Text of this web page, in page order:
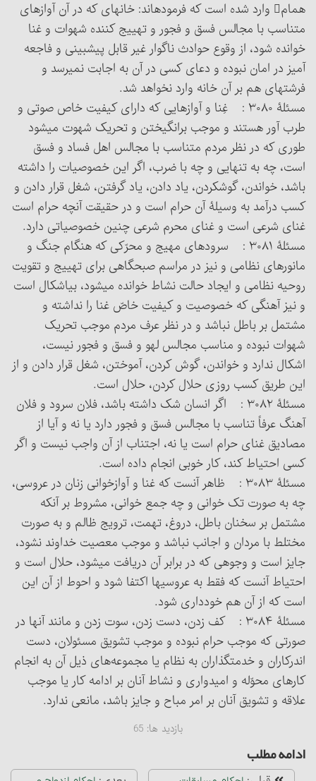
همام وارد شده است که فرموده‏اند: خانه‏ای که در آن آوازهای
متناسب با مجالس فسق و فجور و تهییج کننده شهوات و غنا
خوانده شود، از وقوع حوادث ناگوار غیر قابل پیش‏بینی و فاجعه
آمیز در امان نبوده و دعای کسی در آن به اجابت نمی‏رسد و
فرشته‏ای هم بر آن خانه وارد نخواهد شد.
مسئلۀ ۳۰۸۰ : غِنا و آوازهایی که دارای کیفیت خاص صوتی و
طرب آور هستند و موجب برانگیختن و تحریک شهوت می‏شود
طوری که در نظر مردم متناسب با مجالس اهل فساد و فسق
است، چه به تنهایی و چه با ضرب، اگر این خصوصیات را داشته
باشد، خواندن، گوش‏کردن، یاد دادن، یاد گرفتن، شغل قرار دادن و
کسب درآمد به وسیلۀ آن حرام است و در حقیقت آنچه حرام است
غنای شرعی است و غنای محرم شرعی چنین خصوصیاتی دارد.
مسئلۀ ۳۰۸۱ : سرودهای مهیج و محرّکی که هنگام جنگ و
مانورهای نظامی و نیز در مراسم صبحگاهی برای تهییج و تقویت
روحیه نظامی و ایجاد حالت نشاط خوانده می‏شود، بی‎اشکال است
و نیز آهنگی که خصوصیت و کیفیت خاصّ غنا را نداشته و
مشتمل بر باطل نباشد و در نظر عرف مردم موجب تحریک
شهوات نبوده و مناسب مجالس لهو و فسق و فجور نیست،
اشکال ندارد و خواندن، گوش کردن، آموختن، شغل قرار دادن و از
این طریق کسب روزی حلال کردن، حلال است.
مسئلۀ ۳۰۸۲ : اگر انسان شک داشته باشد، فلان سرود و فلان
آهنگ عرفاً تناسب با مجالس فسق و فجور دارد یا نه و آیا از
مصادیق غنای حرام است ‏یا نه، اجتناب از آن واجب نیست و اگر
کسی احتیاط کند، کار خوبی انجام داده است.
مسئلۀ ۳۰۸۳ : ظاهر آنست که غنا و آوازخوانی زنان در عروسی،
چه به صورت تک خوانی و چه جمع خوانی، مشروط بر آنکه
مشتمل بر سخنان باطل، دروغ، تهمت، ترویج ظالم و به صورت
مختلط با مردان و اجانب نباشد و موجب معصیت خداوند نشود،
جایز است و وجوهی که در برابر آن دریافت می‏شود، حلال است و
احتیاط آنست که فقط به عروسیها اکتفا شود و احوط از آن این
است که از آن هم خودداری شود.
مسئلۀ ۳۰۸۴ : کف زدن، دست زدن، سوت زدن و مانند آنها در
صورتی که موجب حرام نبوده و موجب تشویق مسئولان، دست
اندرکاران و خدمت‏گذاران به نظام یا مجموعه‌های ذیل آن به انجام
کارهای محوّله و امیدواری و نشاط آنان بر ادامه کار یا موجب
علاقه و تشویق آنان بر امر مباح و جایز باشد، مانعی ندارد.
بازدید ها: 65
ادامه مطلب